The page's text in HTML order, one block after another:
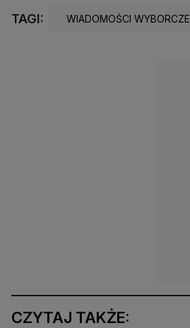
TAGI: WIADOMOŚCI WYBORCZE
CZYTAJ TAKŻE: